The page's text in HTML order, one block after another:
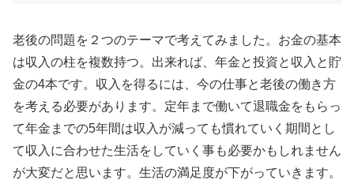
老後の問題を２つのテーマで考えてみました。お金の基本
は収入の柱を複数持つ。出来れば、年金と投資と収入と貯
金の4本です。収入を得るには、今の仕事と老後の働き方
を考える必要があります。定年まで働いて退職金をもらっ
て年金までの5年間は収入が減っても慣れていく期間とし
て収入に合わせた生活をしていく事も必要かもしれません
が大変だと思います。生活の満足度が下がっていきます。